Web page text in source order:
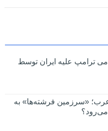
ترامپ علیه ایران توسط
عرب؛ «سرزمین فرشته‌ها» به